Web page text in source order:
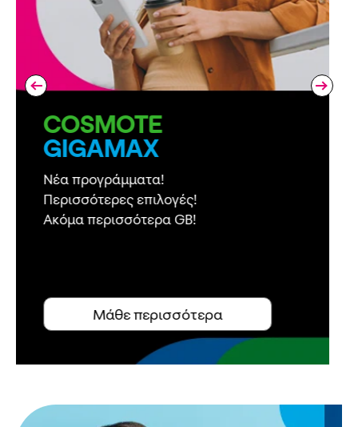
COSMOTE
5G WiFi
Γρήγορο Ιnternet στο σπίτι,
παντού στην Ελλάδα,
ΤΩΡΑ
Μάθε περισσότερα